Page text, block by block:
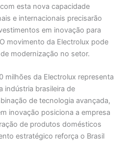
esta nova capacidade
e internacionais precisarão
em inovação para
movimento da Electrolux pode
modernização no setor.
milhões da Electrolux representa
indústria brasileira de
de tecnologia avançada,
inovação posiciona a empresa
de produtos domésticos
estratégico reforça o Brasil